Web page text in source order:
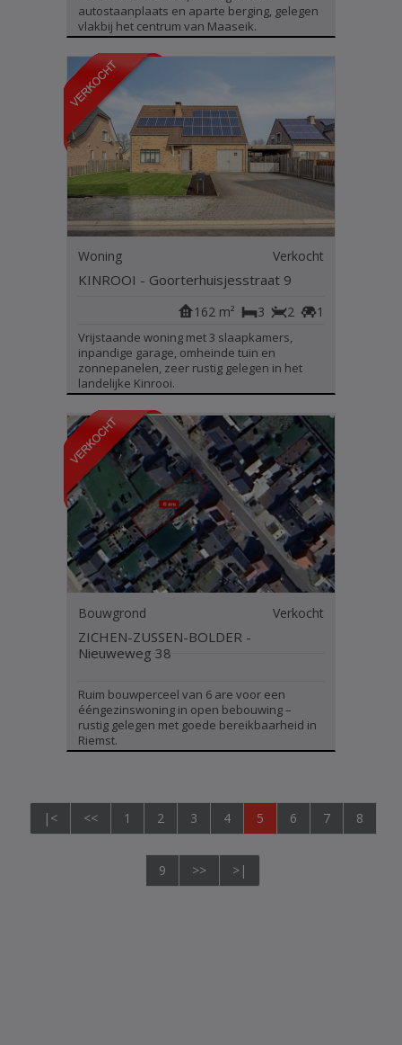
autostaanplaats en aparte berging, gelegen
vlakbij het centrum van Maaseik.
Woning Verkocht
KINROOI - Goorterhuisjesstraat 9
1
2
3
162 m²
Vrijstaande woning met 3 slaapkamers,
inpandige garage, omheinde tuin en
zonnepanelen, zeer rustig gelegen in het
landelijke Kinrooi.
Bouwgrond Verkocht
ZICHEN-ZUSSEN-BOLDER -
Nieuweweg 38
Ruim bouwperceel van 6 are voor een
ééngezinswoning in open bebouwing –
rustig gelegen met goede bereikbaarheid in
Riemst.
|< << 1 2 3 4 5 6 7 8
9 >> >|